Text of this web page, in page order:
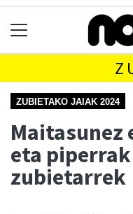
ZUBIETAKO JAIAK 2024
Maitasunez
eta
zubietarrek